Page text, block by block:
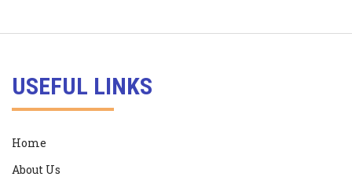
USEFUL LINKS
Home
About Us